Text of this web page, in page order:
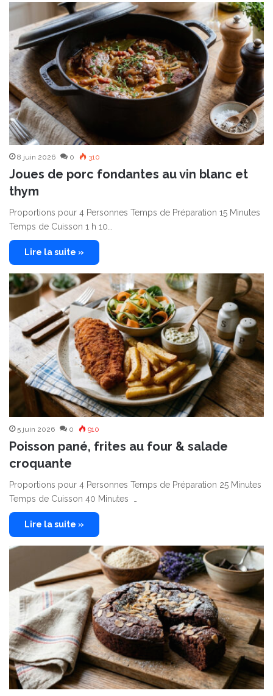
8 juin 2026 0 310
Joues de porc fondantes au vin blanc et
thym
Proportions pour 4 Personnes Temps de Préparation 15 Minutes
Temps de Cuisson 1 h 10…
Lire la suite »
5 juin 2026 0 910
Poisson pané, frites au four & salade
croquante
Proportions pour 4 Personnes Temps de Préparation 25 Minutes
Temps de Cuisson 40 Minutes …
Lire la suite »